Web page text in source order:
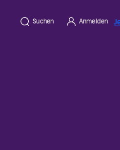
Suchen Anmelden